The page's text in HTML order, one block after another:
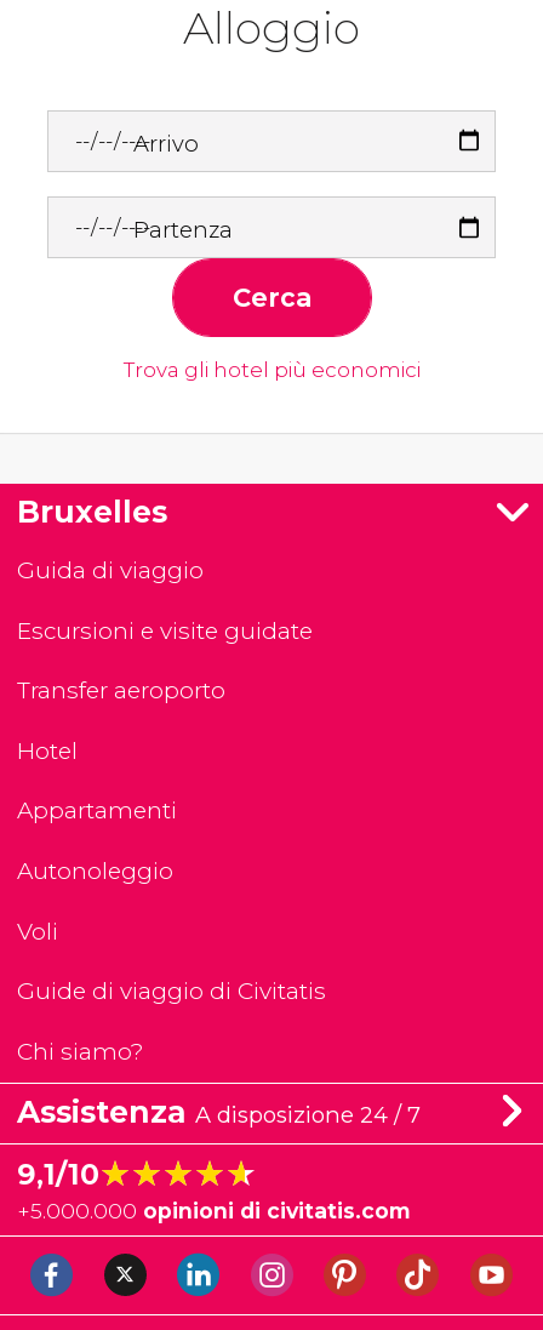
Alloggio
Arrivo
Partenza
Cerca
Trova gli hotel più economici
Bruxelles
Guida di viaggio
Escursioni e visite guidate
Transfer aeroporto
Hotel
Appartamenti
Autonoleggio
Voli
Guide di viaggio di Civitatis
Chi siamo?
Assistenza A disposizione 24 / 7
9,1/10★★★★★
★★★★★
+5.000.000 opinioni di civitatis.com